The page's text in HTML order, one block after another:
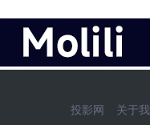
投影网 关于